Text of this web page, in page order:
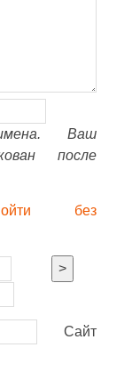
Ваш
после
без
>
Сайт